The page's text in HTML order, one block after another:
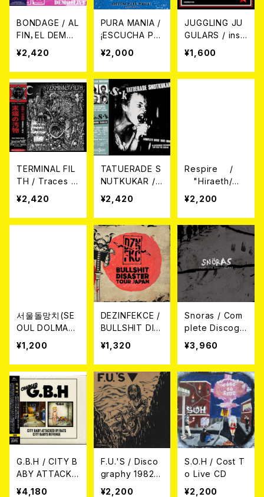
BONDAGE / AL
FIN，EL DEMO+
LIVE (CD)
¥2,420
PURA MANIA /
¡ESCUCHA PU
RA MANIA! CD
¥2,000
JUGGLING JU
GULARS / insu
rrection CD
¥1,600
TERMINAL FIL
TH / Traces T
owards Oblivi
on ( LTD. 300)
CD
¥2,420
TATUERADE S
NUTKUKAR /
Complete N
oise 1982-198
6...In Gothenb
urg Everybod
y Can Hear Yo
u Scream CD
¥2,420
Respire /
"Hiraeth/失
われた郷愁"
CD
¥2,200
서울돌망치(SE
OUL DOLMAN
GCHI) / 일기 E
P(DIARY EP) C
D
¥1,200
DEZINFEKCE /
BULLSHIT DIS
ASTER TOUR
¥1,320
Snoras / Com
plete Discogr
aphy 3CD BO
¥3,960
G.B.H / CITY B
ABY ATTACKE
D BY RATS//CI
¥4,180
F.U.'S / Disco
graphy 1982-1
984 CD
¥2,200
S.O.H / Cost T
o Live CD
¥2,200